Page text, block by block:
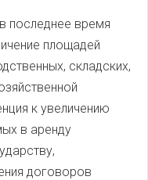
последнее время
площадей
складских,
к увеличению
в аренду
договоров